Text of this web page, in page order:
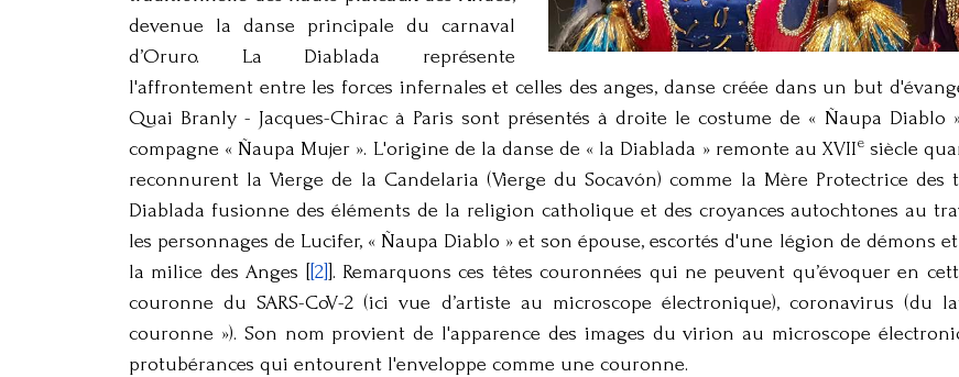
devenue la danse principale du carnaval
d’Oruro. La Diablada représente
l'affrontement entre les forces infernales et celles des anges, danse créée dans un but
Quai Branly - Jacques-Chirac à Paris sont présentés à droite le costume de « Ñaupa
compagne « Ñaupa Mujer ». L'origine de la danse de « la Diablada » remonte au XVIIesiècle
reconnurent la Vierge de la Candelaria (Vierge du Socavón) comme la Mère Protectrice des
Diablada fusionne des éléments de la religion catholique et des croyances autochtones au
les personnages de Lucifer, « Ñaupa Diablo » et son épouse, escortés d'une légion de démons
la milice des Anges [
[2] ]. Remarquons ces têtes couronnées qui ne peuvent qu’évoquer en
couronne du SARS-CoV-2 (ici vue d’artiste au microscope électronique), coronavirus
couronne »). Son nom provient de l'apparence des images du virion au microscope
protubérances qui entourent l'enveloppe comme une couronne.